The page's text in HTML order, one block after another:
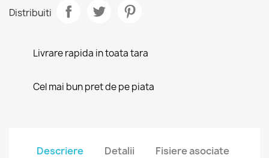
Distribuiti
Livrare rapida in toata tara
Cel mai bun pret de pe piata
Descriere Detalii Fisiere asociate